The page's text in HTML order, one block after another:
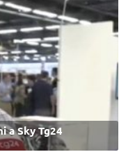
a Sky Tg24